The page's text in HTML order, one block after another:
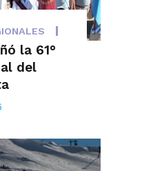
la 61°
del